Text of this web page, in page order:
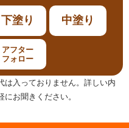
下塗り 中塗り
アフター
フォロー
入っておりません。詳しい内
お聞きください。